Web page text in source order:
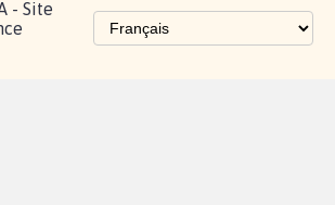
- Site